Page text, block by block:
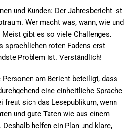
und Kunden: Der Jahresbericht ist
Wer macht was, wann, wie und
Meist gibt es so viele Challenges,
sprachlichen roten Fadens erst
Problem ist. Verständlich!
am Bericht beteiligt, dass
eine einheitliche Sprache
freut sich das Lesepublikum, wenn
und gute Taten wie aus einem
helfen ein Plan und klare,